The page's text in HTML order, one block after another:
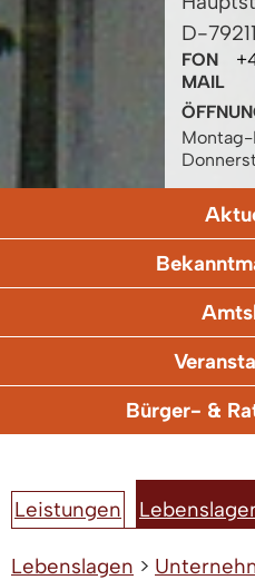
D-
FON
MAIL
Bürger- &
Leistungen
Lebenslagen >